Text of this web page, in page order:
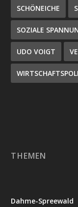
SCHÖNEICHE
SOZIALE
UDO VOIGT
THEMEN
Dahme-Spreewald